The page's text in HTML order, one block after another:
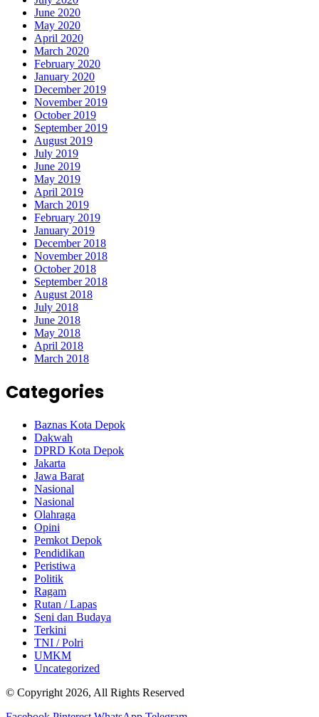
June 2020
May 2020
April 2020
March 2020
February 2020
January 2020
December 2019
November 2019
October 2019
September 2019
August 2019
July 2019
June 2019
May 2019
April 2019
March 2019
February 2019
January 2019
December 2018
November 2018
October 2018
September 2018
August 2018
July 2018
June 2018
May 2018
April 2018
March 2018
Categories
Baznas Kota Depok
Dakwah
DPRD Kota Depok
Jakarta
Jawa Barat
Nasional
Nasional
Olahraga
Opini
Pemkot Depok
Pendidikan
Peristiwa
Politik
Ragam
Rutan / Lapas
Seni dan Budaya
Terkini
TNI / Polri
UMKM
Uncategorized
© Copyright 2026, All Rights Reserved